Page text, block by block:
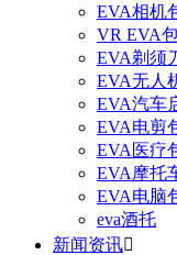
EVA相机
VR EVA
EVA剃须
EVA无人
EVA汽车
EVA电剪
EVA医疗
EVA摩托
EVA电脑
eva酒托
新闻资讯